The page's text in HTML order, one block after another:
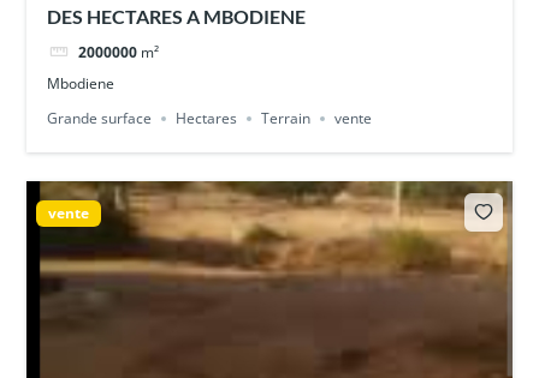
DES HECTARES A MBODIENE
2000000 m²
Mbodiene
Grande surface
Hectares Terrain vente
vente